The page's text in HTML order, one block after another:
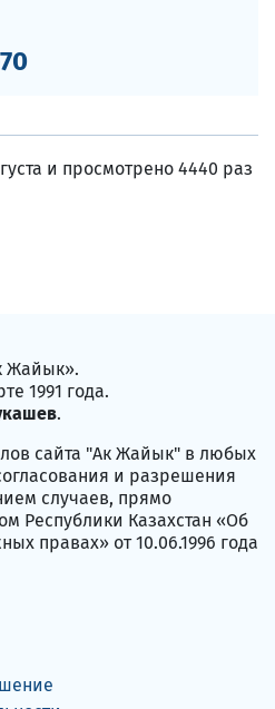
и просмотрено 4440 раз
Жайык».
1991 года.
.
сайта "Ак Жайык" в любых
и разрешения
случаев, прямо
Республики Казахстан «Об
правах» от 10.06.1996 года